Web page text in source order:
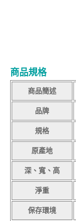
商品規格
商品簡述
品牌
規格
原產地
深、寬、高
淨重
保存環境